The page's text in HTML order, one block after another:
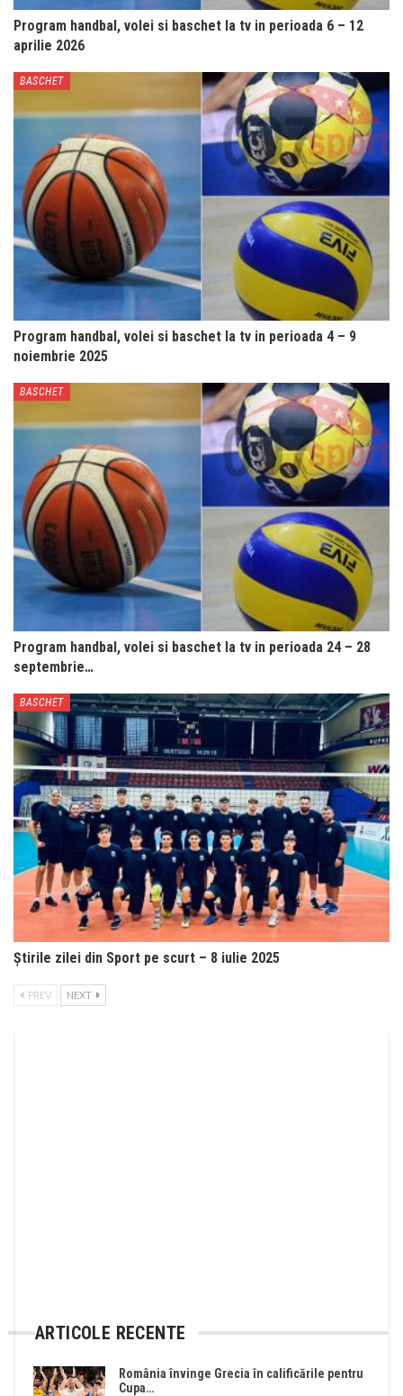
Program handbal, volei si baschet la tv in perioada 6 – 12
aprilie 2026
BASCHET
Program handbal, volei si baschet la tv in perioada 4 – 9
noiembrie 2025
BASCHET
Program handbal, volei si baschet la tv in perioada 24 – 28
septembrie…
BASCHET
Știrile zilei din Sport pe scurt – 8 iulie 2025
PREV NEXT
ARTICOLE RECENTE
România învinge Grecia în calificările pentru
Cupa…